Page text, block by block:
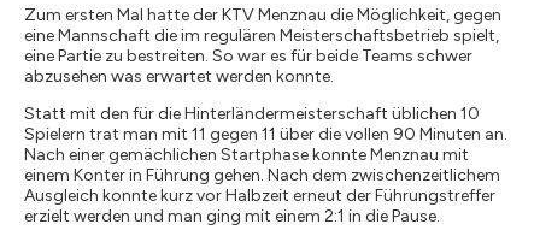
Zum ersten Mal hatte der KTV Menznau die Möglichkeit, gegen
eine Mannschaft die im regulären Meisterschaftsbetrieb spielt,
eine Partie zu bestreiten. So war es für beide Teams schwer
abzusehen was erwartet werden konnte.
Statt mit den für die Hinterländermeisterschaft üblichen 10
Spielern trat man mit 11 gegen 11 über die vollen 90 Minuten an.
Nach einer gemächlichen Startphase konnte Menznau mit
einem Konter in Führung gehen. Nach dem zwischenzeitlichem
Ausgleich konnte kurz vor Halbzeit erneut der Führungstreffer
erzielt werden und man ging mit einem 2:1 in die Pause.